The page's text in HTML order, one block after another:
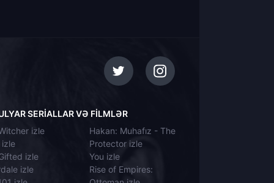
SERIALLAR VƏ FILMLƏR
izle
izle
izle
izle
Hakan: Muhafız - The
Protector izle
You izle
Rise of Empires: